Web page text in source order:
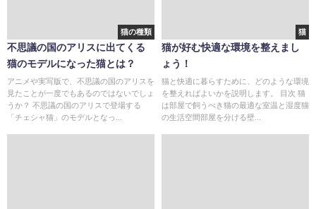
猫の種類
不思議の国のアリスに出てくる
猫のモデルになった猫とは？
アニメや実写版で、不思議の国のアリスを
見たことが一度でもあるのではないでしょ
うか？ 不思議の国のアリスで登場する
「チェシャ猫」のモデルとなっ...
猫
猫が好む快適な環境を整えまし
ょう！
猫と快適に暮らすために、どのような環境
を整えればよいかを説明します。 目次 猫
は部屋で飼うべき猫の最適な室温と湿度猫
の生活空間部屋を分ける壁...